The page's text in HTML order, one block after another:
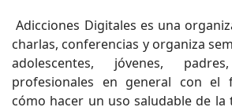
Adicciones Digitales es una
charlas, conferencias y organiza
adolescentes, jóvenes,
profesionales en general con el
cómo hacer un uso saludable de la